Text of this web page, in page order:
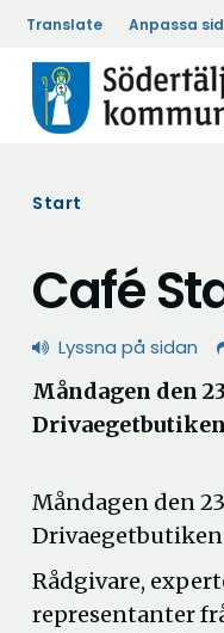
Translate Anpassa
Start
Café
Lyssna på sidan
Måndagen den
Måndagen den
Rådgivare,
representanter